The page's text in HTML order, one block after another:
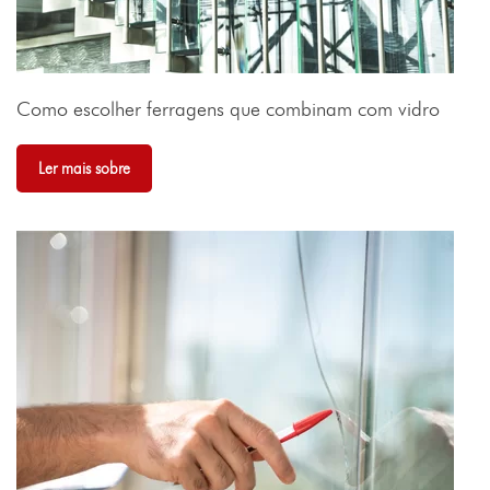
Como escolher ferragens que combinam com vidro
Ler mais sobre